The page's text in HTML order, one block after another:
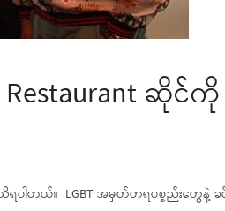
ဆိုင်ကို
တယ်။ LGBT အမှတ်တရပစ္စည်းတွေနဲ့ ခင်